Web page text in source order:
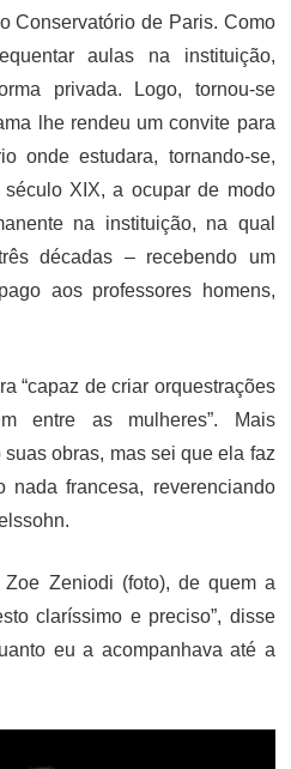
Conservatório de Paris. Como
aulas na instituição,
privada. Logo, tornou-se
lhe rendeu um convite para
onde estudara, tornando-se,
XIX, a ocupar de modo
na instituição, na qual
décadas – recebendo um
aos professores homens,
“capaz de criar orquestrações
entre as mulheres”. Mais
obras, mas sei que ela faz
nada francesa, reverenciando
Zeniodi (foto), de quem a
claríssimo e preciso”, disse
eu a acompanhava até a